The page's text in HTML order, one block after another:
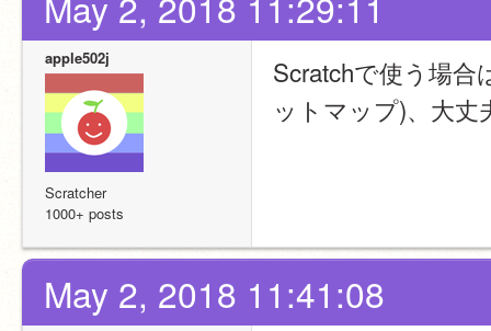
apple502j
Scratcher
1000+ posts
Scratchで使う場
ットマップ)、大丈
May 2, 2018 11:41:08